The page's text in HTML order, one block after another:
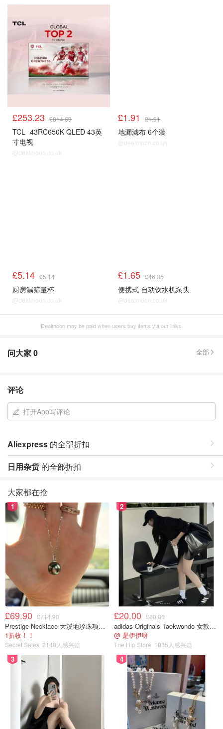
£253.23 £814.69
TCL 43RC650K QLED 43英
寸电视
@dealmoon.co.uk
£1.91 £1.91
地漏滤布 6个装
@dealmoon.co.uk
£5.14 £5.14
厨房漏筛量杯
@dealmoon.co.uk
£1.65 £46.35
便携式 自动饮水机泵头
@dealmoon.co.uk
Dealmoon may be paid when users buy items via our links.
问大家0 全部
评论
打开App写评论
Aliexpress 的全部折扣
日用杂货的全部折扣
大家都在抢
1
£69.90 £714.90
Prestige Necklace 大溪地珍珠项链 10-11mm
1折收！！
Secret Sales 2148人感兴趣
2
£20.00 £80.00
adidas Originals Taekwondo 女款黑色运动鞋
@ 是伊伊呀
The Hip Store 1085人感兴趣
3 4